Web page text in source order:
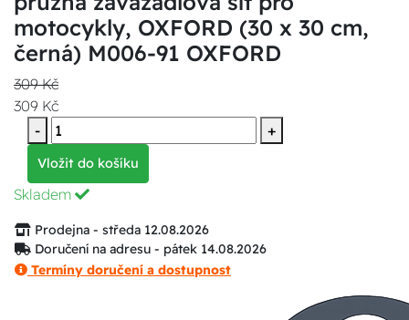
motocykly, OXFORD (30 x 30 cm,
černá) M006-91 OXFORD
309 Kč
309 Kč
-
+
Vložit do košíku
Skladem
Prodejna - středa 12.08.2026
Doručení na adresu - pátek 14.08.2026
Termíny doručení a dostupnost